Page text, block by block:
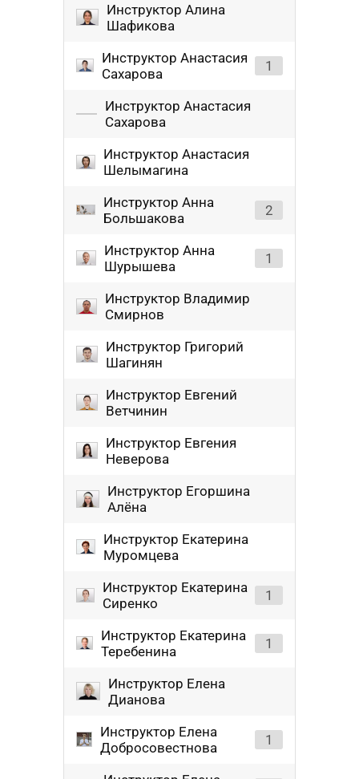
Инструктор Алина
Шафикова
Инструктор Анастасия
Сахарова
1
Инструктор Анастасия
Сахарова
Инструктор Анастасия
Шелымагина
Инструктор Анна
Большакова
2
Инструктор Анна
Шурышева
1
Инструктор Владимир
Смирнов
Инструктор Григорий
Шагинян
Инструктор Евгений
Ветчинин
Инструктор Евгения
Неверова
Инструктор Егоршина
Алёна
Инструктор Екатерина
Муромцева
Инструктор Екатерина
Сиренко
1
Инструктор Екатерина
Теребенина
1
Инструктор Елена
Дианова
Инструктор Елена
Добросовестнова
1